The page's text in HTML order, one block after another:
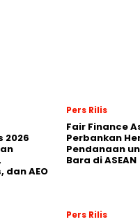
2026
dan AEO
Pers Rilis
Fair Finance
Perbankan
Pendanaan
Bara di ASEAN
Pers Rilis